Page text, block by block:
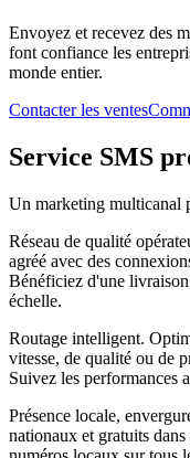
Envoyez et recevez des
font confiance les
monde entier.
Contacter les ventes
Service SMS
Un marketing multicanal
Réseau de qualité
agréé avec des
Bénéficiez d'une
échelle.
Routage intelligent.
vitesse, de qualité ou de
Suivez les performances
Présence locale,
nationaux et gratuits